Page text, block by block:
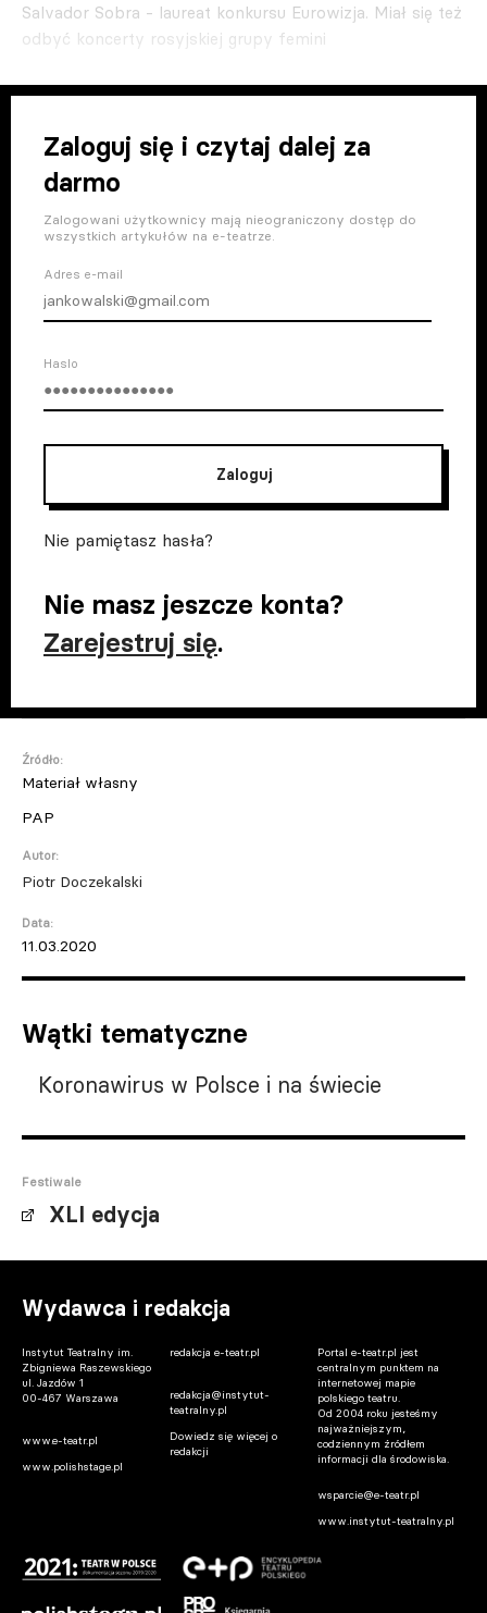
Salvador Sobra - laureat konkursu Eurowizja. Miał się też
odbyć koncerty rosyjskiej grupy femini
Zaloguj się i czytaj dalej za
darmo
Zalogowani użytkownicy mają nieograniczony dostęp do
wszystkich artykułów na e-teatrze.
Adres e-mail
Haslo
Zaloguj
Nie pamiętasz hasła?
Nie masz jeszcze konta?
Zarejestruj się.
Źródło:
Materiał własny
PAP
Autor:
Piotr Doczekalski
Data:
11.03.2020
Wątki tematyczne
Koronawirus w Polsce i na świecie
Festiwale
XLI edycja
Wydawca i redakcja
Instytut Teatralny im.
Zbigniewa Raszewskiego
ul. Jazdów 1
00-467 Warszawa
www.e-teatr.pl
www.polishstage.pl
redakcja e-teatr.pl
redakcja@instytut-
teatralny.pl
Dowiedz się więcej o
redakcji
Portal e-teatr.pl jest
centralnym punktem na
internetowej mapie
polskiego teatru.
Od 2004 roku jesteśmy
najważniejszym,
codziennym źródłem
informacji dla środowiska.
wsparcie@e-teatr.pl
www.instytut-teatralny.pl